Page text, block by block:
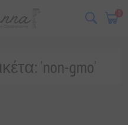
0
'non-gmo'